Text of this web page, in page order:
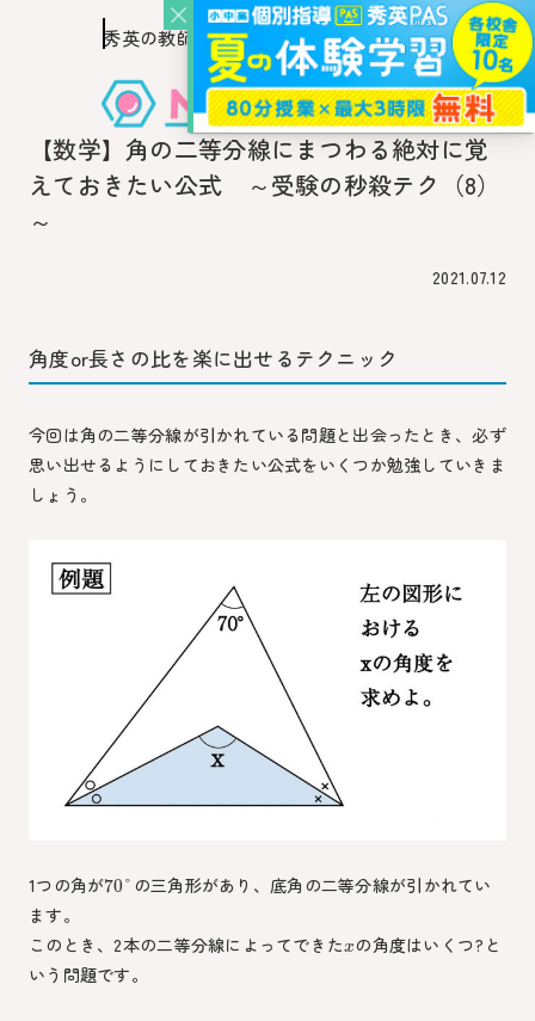
このページの本文へ移動
秀英の教師を知り、
秀英の教師から教わるウェブ・メディア
【数学】角の二等分線にまつわる絶対に覚
えておきたい公式 ～受験の秒殺テク（8）
～
2021.07.12
角度or長さの比を楽に出せるテクニック
今回は角の二等分線が引かれている問題と出会ったとき、必ず
思い出せるようにしておきたい公式をいくつか勉強していきま
しょう。
1つの角が70° の三角形があり、底角の二等分線が引かれてい
ます。
このとき、2本の二等分線によってできたxの角度はいくつ?と
いう問題です。